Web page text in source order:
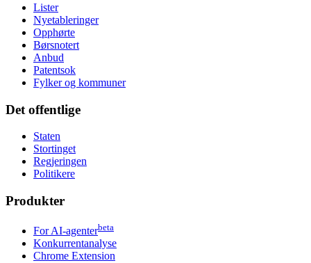
Lister
Nyetableringer
Opphørte
Børsnotert
Anbud
Patentsok
Fylker og kommuner
Det offentlige
Staten
Stortinget
Regjeringen
Politikere
Produkter
For AI-agenterbeta
Konkurrentanalyse
Chrome Extension